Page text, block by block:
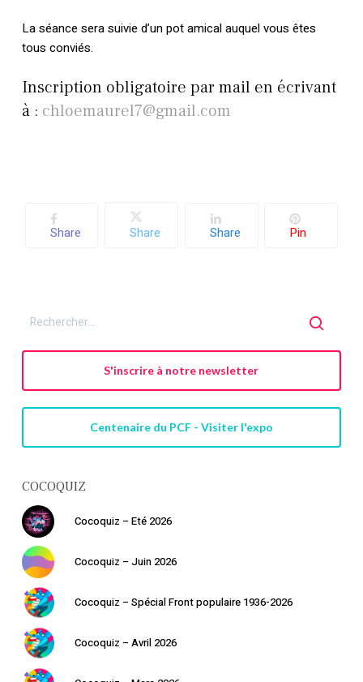
La séance sera suivie d’un pot amical auquel vous êtes
tous conviés.
Inscription obligatoire par mail en écrivant
à : chloemaurel7@gmail.com
Share Share Share Pin
S'inscrire à notre newsletter
Centenaire du PCF - Visiter l'expo
COCOQUIZ
Cocoquiz – Eté 2026
Cocoquiz – Juin 2026
Cocoquiz – Spécial Front populaire 1936-2026
Cocoquiz – Avril 2026